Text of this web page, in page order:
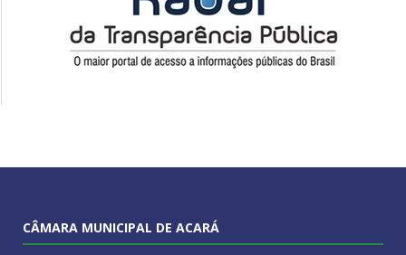
CÂMARA MUNICIPAL DE ACARÁ